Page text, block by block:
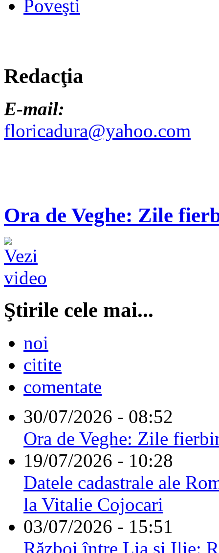
Poveşti
Redacţia
E-mail:
floricadura@yahoo.com
Ora de Veghe: Zile
Ştirile cele mai...
noi
citite
comentate
30/07/2026 - 08:52
Ora de Veghe: Zile
19/07/2026 - 10:28
Datele cadastrale ale
la Vitalie Cojocari
03/07/2026 - 15:51
Război între Lia și Ilie: